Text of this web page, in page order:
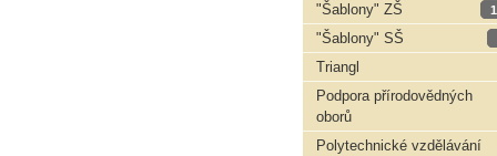
"Šablony" ZŠ
"Šablony" SŠ
Triangl
Podpora přírodovědných
oborů
Polytechnické vzdělávání